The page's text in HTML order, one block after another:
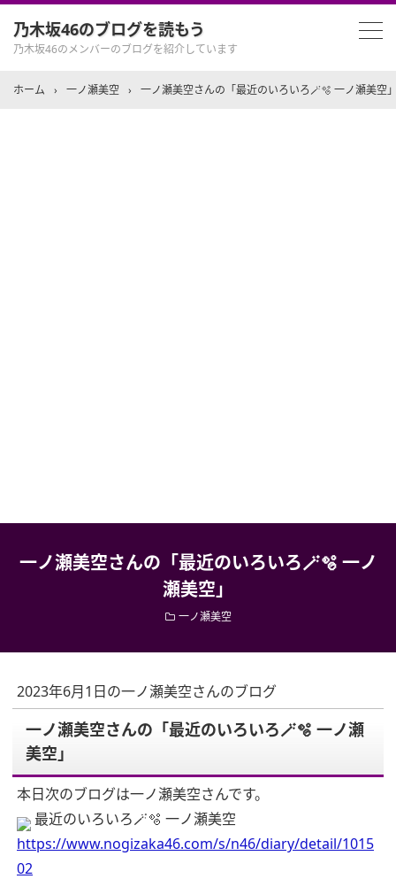
乃木坂46のブログを読もう
乃木坂46のメンバーのブログを紹介しています
ホーム › 一ノ瀬美空 › 一ノ瀬美空さんの「最近のいろいろ🪄🫧 一ノ瀬美空
一ノ瀬美空さんの「最近のいろいろ🪄🫧 一ノ
瀬美空」
一ノ瀬美空
2023年6月1日の一ノ瀬美空さんのブログ
一ノ瀬美空さんの「最近のいろいろ🪄🫧 一ノ瀬
美空」
本日次のブログは一ノ瀬美空さんです。
最近のいろいろ🪄🫧 一ノ瀬美空
https://www.nogizaka46.com/s/n46/diary/detail/1015
02